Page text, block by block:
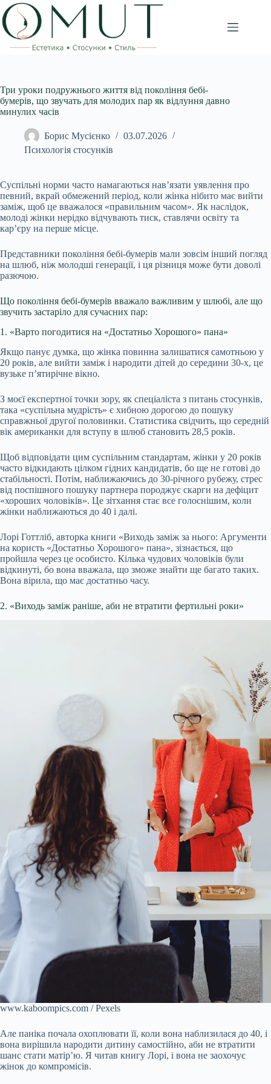
Перейти
до
вмісту
Три уроки подружнього життя від покоління бебі-
бумерів, що звучать для молодих пар як відлуння давно
минулих часів
Борис Мусієнко
03.07.2026
Психологія стосунків
Суспільні норми часто намагаються нав’язати уявлення про
певний, вкрай обмежений період, коли жінка нібито має вийти
заміж, щоб це вважалося «правильним часом». Як наслідок,
молоді жінки нерідко відчувають тиск, ставлячи освіту та
кар’єру на перше місце.
Представники покоління бебі-бумерів мали зовсім інший погляд
на шлюб, ніж молодші генерації, і ця різниця може бути доволі
разючою.
Що покоління бебі-бумерів вважало важливим у шлюбі, але що
звучить застаріло для сучасних пар:
1. «Варто погодитися на «Достатньо Хорошого» пана»
Якщо панує думка, що жінка повинна залишатися самотньою у
20 років, але вийти заміж і народити дітей до середини 30-х, це
вузьке п’ятирічне вікно.
З моєї експертної точки зору, як спеціаліста з питань стосунків,
така «суспільна мудрість» є хибною дорогою до пошуку
справжньої другої половинки. Статистика свідчить, що середній
вік американки для вступу в шлюб становить 28,5 років.
Щоб відповідати цим суспільним стандартам, жінки у 20 років
часто відкидають цілком гідних кандидатів, бо ще не готові до
стабільності. Потім, наближаючись до 30-річного рубежу, стрес
від поспішного пошуку партнера породжує скарги на дефіцит
«хороших чоловіків». Це зітхання стає все голоснішим, коли
жінки наближаються до 40 і далі.
Лорі Готтліб, авторка книги «Виходь заміж за нього: Аргументи
на користь «Достатньо Хорошого» пана», зізнається, що
пройшла через це особисто. Кілька чудових чоловіків були
відкинуті, бо вона вважала, що зможе знайти ще багато таких.
Вона вірила, що має достатньо часу.
2. «Виходь заміж раніше, аби не втратити фертильні роки»
www.kaboompics.com / Pexels
Але паніка почала охоплювати її, коли вона наблизилася до 40, і
вона вирішила народити дитину самостійно, аби не втратити
шанс стати матір’ю. Я читав книгу Лорі, і вона не заохочує
жінок до компромісів.